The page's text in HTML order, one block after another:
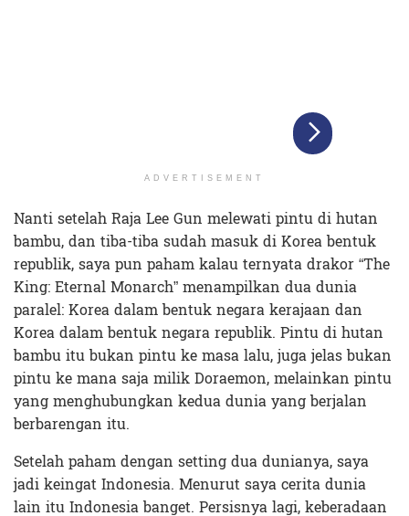
ADVERTISEMENT
Nanti setelah Raja Lee Gun melewati pintu di hutan
bambu, dan tiba-tiba sudah masuk di Korea bentuk
republik, saya pun paham kalau ternyata drakor “The
King: Eternal Monarch” menampilkan dua dunia
paralel: Korea dalam bentuk negara kerajaan dan
Korea dalam bentuk negara republik. Pintu di hutan
bambu itu bukan pintu ke masa lalu, juga jelas bukan
pintu ke mana saja milik Doraemon, melainkan pintu
yang menghubungkan kedua dunia yang berjalan
berbarengan itu.
Setelah paham dengan setting dua dunianya, saya
jadi keingat Indonesia. Menurut saya cerita dunia
lain itu Indonesia banget. Persisnya lagi, keberadaan